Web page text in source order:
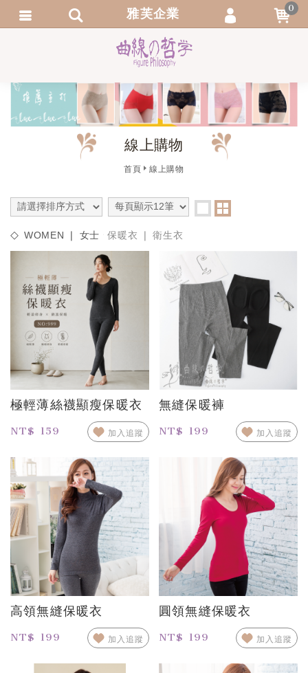
線上購物
首頁 線上購物
WOMEN ❘ 女士 保暖衣 ❘ 衛生衣
極輕薄絲襪顯瘦保暖衣
NT$ 159 加入追蹤
無縫保暖褲
NT$ 199 加入追蹤
高領無縫保暖衣
NT$ 199 加入追蹤
圓領無縫保暖衣
NT$ 199 加入追蹤
雅芙企業 0
會員登入
會員註冊
忘記密碼
訂單查詢
追蹤清單
繁體中文